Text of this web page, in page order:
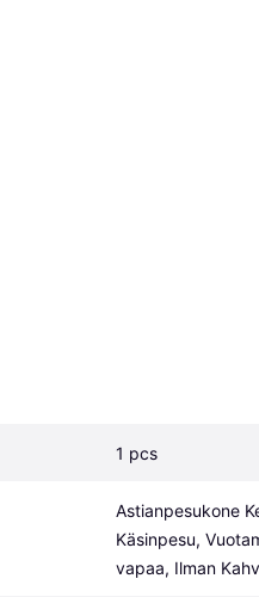
1 pcs
Astianpesukone
Käsinpesu,
vapaa, Ilman